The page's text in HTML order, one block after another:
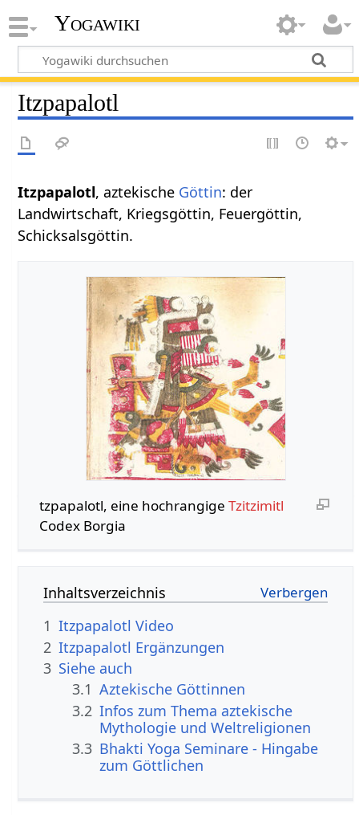
Yogawiki
Itzpapalotl
Itzpapalotl, aztekische Göttin: der
Landwirtschaft, Kriegsgöttin, Feuergöttin,
Schicksalsgöttin.
tzpapalotl, eine hochrangige Tzitzimitl
Codex Borgia
Inhaltsverzeichnis
1 Itzpapalotl Video
2 Itzpapalotl Ergänzungen
3 Siehe auch
3.1 Aztekische Göttinnen
3.2 Infos zum Thema aztekische
Mythologie und Weltreligionen
3.3 Bhakti Yoga Seminare - Hingabe
zum Göttlichen